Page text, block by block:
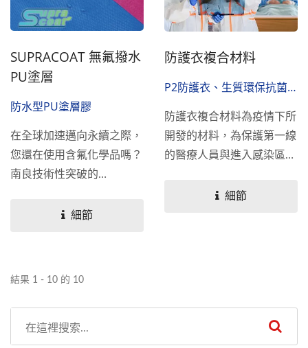
最大的差異在於可重複洗滌
使用，此材料開發成功後，
SUPRACOAT 無氟撥水
PU塗層
防水型PU塗層膠
在全球加速邁向永續之際，
您還在使用含氟化學品嗎？
南良技術性突破的
細節
防護衣複合材料
P2防護衣、生質環保抗菌
防護衣複合材料為疫情下所
開發的材料，為保護第一線
的醫療人員與進入感染區的
積極研究與嘗試，為提供大
衣材料為不織布SMS三層結
構居多，其中一層包含淋膜
細節
結果 1 - 10 的 10